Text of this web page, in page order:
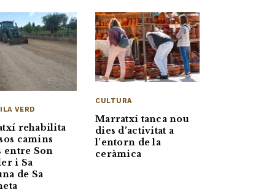
VERD
rehabilita
camins
entre Son
i Sa
de Sa
CULTURA
Marratxí tanca nou
dies d’activitat a
l’entorn de la
ceràmica